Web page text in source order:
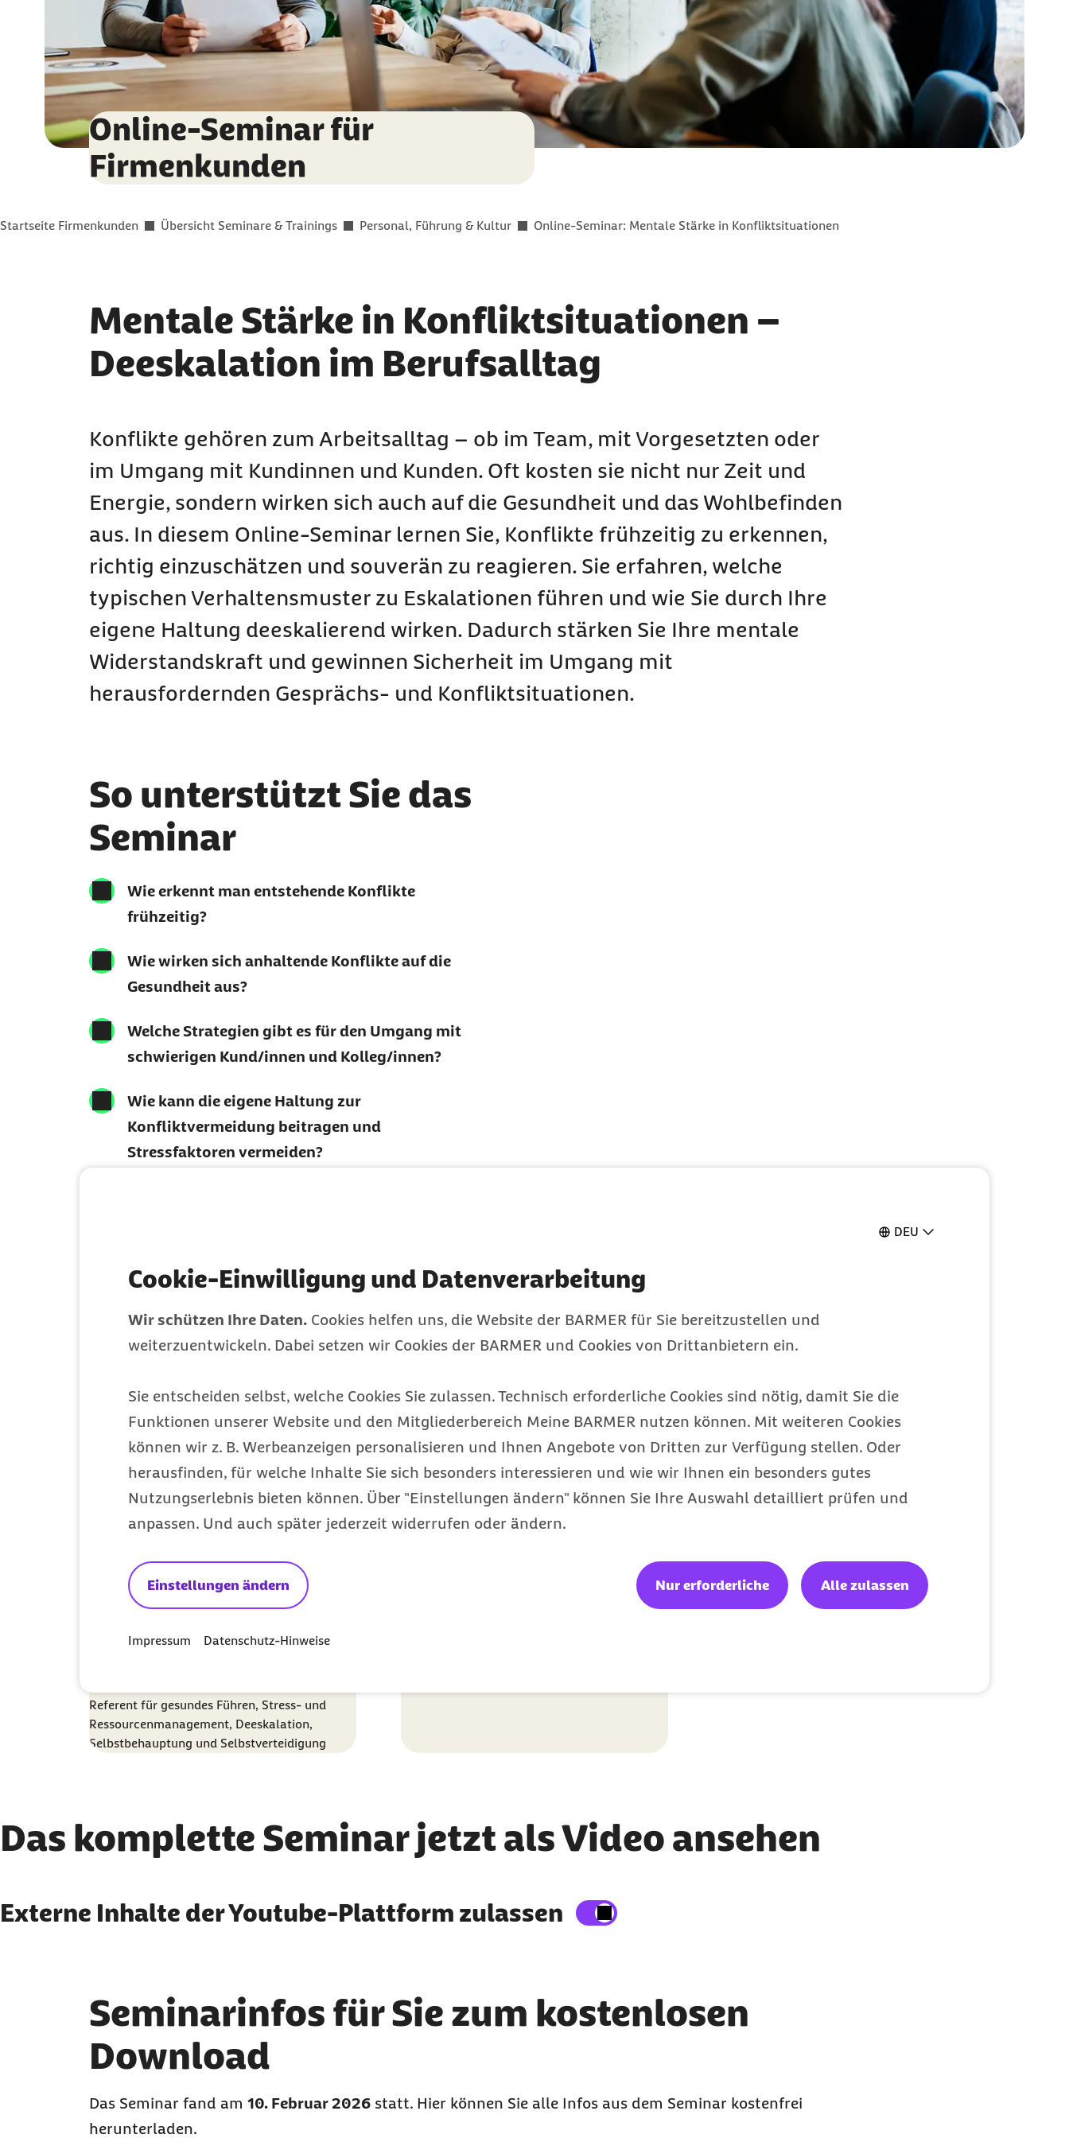
DEU
Cookie-Einwilligung und Datenverarbeitung
Wir schützen Ihre Daten. Cookies helfen uns, die Website der BARMER für Sie bereitzustellen und
weiterzuentwickeln. Dabei setzen wir Cookies der BARMER und Cookies von Drittanbietern ein.
Sie entscheiden selbst, welche Cookies Sie zulassen. Technisch erforderliche Cookies sind nötig, damit Sie die
Funktionen unserer Website und den Mitgliederbereich Meine BARMER nutzen können. Mit weiteren Cookies
können wir z. B. Werbeanzeigen personalisieren und Ihnen Angebote von Dritten zur Verfügung stellen. Oder
herausfinden, für welche Inhalte Sie sich besonders interessieren und wie wir Ihnen ein besonders gutes
Nutzungserlebnis bieten können. Über "Einstellungen ändern" können Sie Ihre Auswahl detailliert prüfen und
anpassen. Und auch später jederzeit widerrufen oder ändern.
Einstellungen ändern Nur erforderliche Alle zulassen
Impressum Datenschutz-Hinweise
Online-Seminar für
Firmenkunden
Sie befinden sich hier:
Startseite Firmenkunden Übersicht Seminare & Trainings Personal, Führung & Kultur Online-Seminar: Mentale Stärke in Konfliktsituationen
Mentale Stärke in Konfliktsituationen –
Deeskalation im Berufsalltag
Konflikte gehören zum Arbeitsalltag – ob im Team, mit Vorgesetzten oder
im Umgang mit Kundinnen und Kunden. Oft kosten sie nicht nur Zeit und
Energie, sondern wirken sich auch auf die Gesundheit und das Wohlbefinden
aus. In diesem Online-Seminar lernen Sie, Konflikte frühzeitig zu erkennen,
richtig einzuschätzen und souverän zu reagieren. Sie erfahren, welche
typischen Verhaltensmuster zu Eskalationen führen und wie Sie durch Ihre
eigene Haltung deeskalierend wirken. Dadurch stärken Sie Ihre mentale
Widerstandskraft und gewinnen Sicherheit im Umgang mit
herausfordernden Gesprächs- und Konfliktsituationen.
So unterstützt Sie das
Seminar
Wie erkennt man entstehende Konflikte
frühzeitig?
Wie wirken sich anhaltende Konflikte auf die
Gesundheit aus?
Welche Strategien gibt es für den Umgang mit
schwierigen Kund/innen und Kolleg/innen?
Wie kann die eigene Haltung zur
Konfliktvermeidung beitragen und
Stressfaktoren vermeiden?
Ihre Referenten
Torsten von Keitz
Referent für gesundes Führen, Stress- und
Ressourcenmanagement, Deeskalation,
Selbstbehauptung und Selbstverteidigung
Das komplette Seminar jetzt als Video ansehen
Externe Inhalte anzeigen
Mehr dazu in unserer
Datenschutzerklärung
Externe Inhalte der Youtube-Plattform zulassen
Seminarinfos für Sie zum kostenlosen
Download
Das Seminar fand am 10. Februar 2026 statt. Hier können Sie alle Infos aus dem Seminar kostenfrei
herunterladen.